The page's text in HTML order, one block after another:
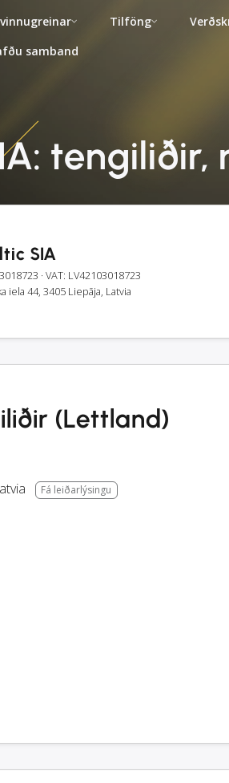
Tilföng
samband
SIA
· VAT: LV42103018723
iela 44, 3405 Liepāja, Latvia
(Lettland)
Fá leiðarlýsingu